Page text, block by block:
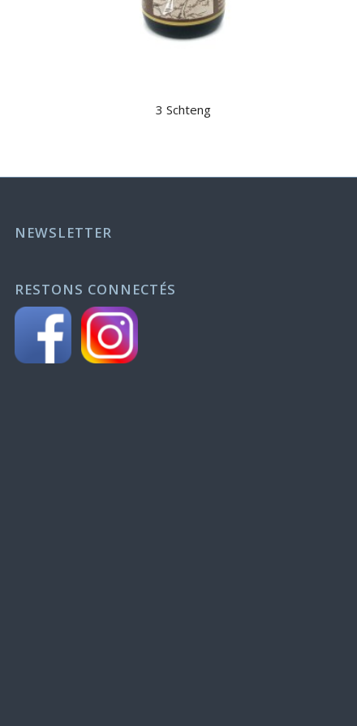
3 Schteng
NEWSLETTER
RESTONS CONNECTÉS